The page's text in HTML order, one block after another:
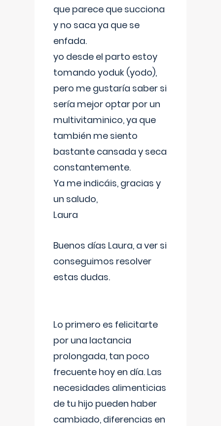
que parece que succiona
y no saca ya que se
enfada.
yo desde el parto estoy
tomando yoduk (yodo),
pero me gustaría saber si
sería mejor optar por un
multivitaminico, ya que
también me siento
bastante cansada y seca
constantemente.
Ya me indicáis, gracias y
un saludo,
Laura
Buenos días Laura, a ver si
conseguimos resolver
estas dudas.
Lo primero es felicitarte
por una lactancia
prolongada, tan poco
frecuente hoy en día. Las
necesidades alimenticias
de tu hijo pueden haber
cambiado, diferencias en